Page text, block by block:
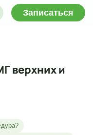
Записаться
верхних и